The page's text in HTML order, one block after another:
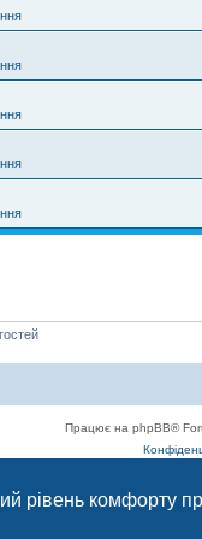
рівень комфорту
Працює на phpBB®